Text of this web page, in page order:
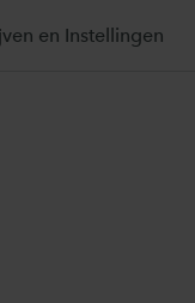
en Instellingen